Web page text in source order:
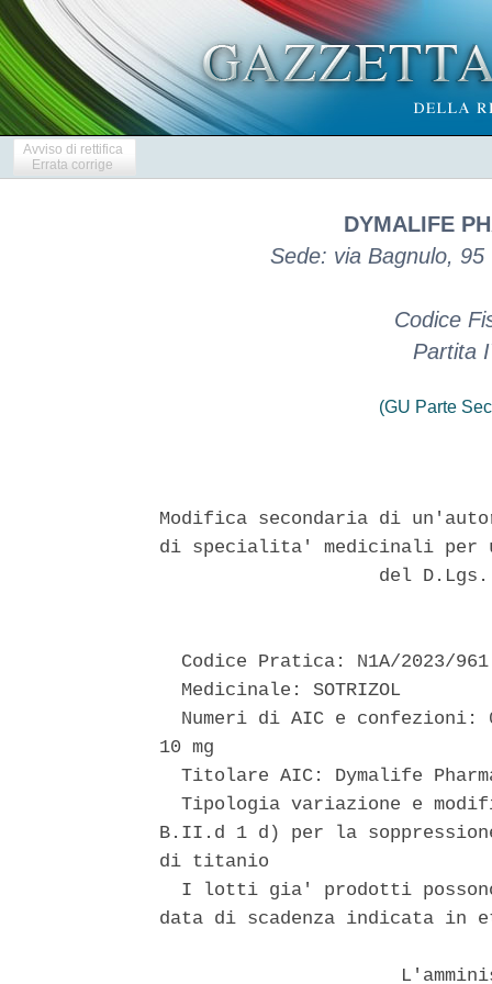
Avviso di rettifica
Errata corrige
DYMALIFE
Sede: via Bagnulo,
Codice
Partita
(GU Parte
Modifica secondaria di
di specialita' medicinali per
del
Codice Pratica: N1A/2023/
  Medicinale: SOTRIZOL
Numeri di AIC e confezioni:
10 mg
Titolare AIC: Dymalife
Tipologia variazione e
B.II.d 1 d) per la
di titanio
I lotti gia' prodotti
data di scadenza indicata in